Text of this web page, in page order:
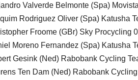
Valverde Belmonte (Spa)
Rodriguez Oliver (Spa) Katusha
Froome (GBr) Sky Procycling
Moreno Fernandez (Spa) Katusha
Gesink (Ned) Rabobank Cycling
Ten Dam (Ned) Rabobank